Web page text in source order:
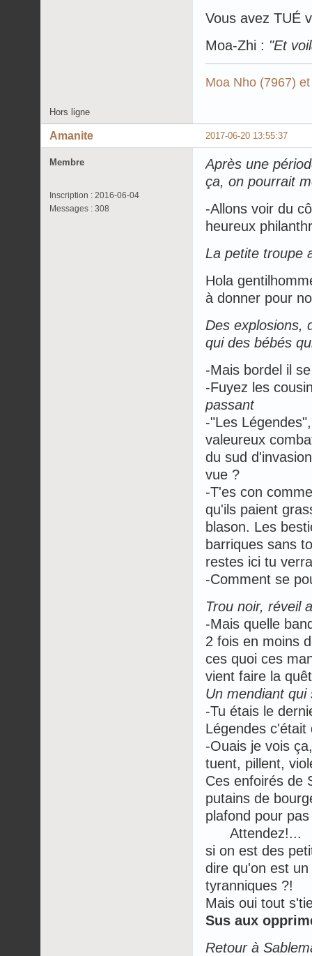
Vous avez TUÉ
Moa-Zhi : "Et
Moa Nho (7967)
Hors ligne
2017-06-20 13:55:37
Amanite
Membre
Inscription : 2016-06-04
Messages : 308
Après une
ça, on pourrait
-Allons voir du
heureux
La petite troupe
Hola
à donner pour
Des explosions,
qui des bébés
-Mais bordel il
-Fuyez les
passant
-"Les
valeureux
du sud
vue ?
-T'es con
qu'ils paient
blason. Les
barriques sans
restes ici tu
-Comment se
Trou noir, réveil
-Mais quelle
2 fois en moins
ces quoi ces
vient faire la
Un mendiant
-Tu étais le
Légendes
-Ouais je vois
tuent, pillent,
Ces enfoirés de
putains de
plafond pour
Attendez!...
si on est des
dire qu'on est
tyranniques ?!
Mais oui tout
Sus aux
Retour à